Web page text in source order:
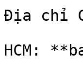
Địa chỉ
HCM: